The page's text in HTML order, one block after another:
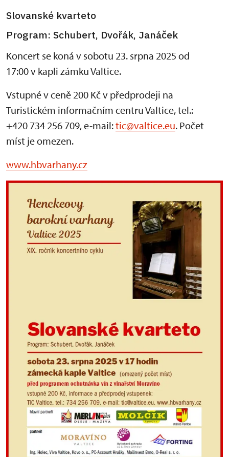
Slovanské kvarteto
Program: Schubert, Dvořák, Janáček
Koncert se koná v sobotu 23. srpna 2025 od
17:00 v kapli zámku Valtice.
Vstupné v ceně 200 Kč v předprodeji na
Turistickém informačním centru Valtice, tel.:
+420 734 256 709, e-mail:tic@valtice.eu. Počet
míst je omezen.
www.hbvarhany.cz